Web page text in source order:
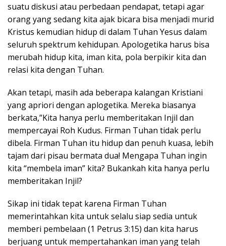
suatu diskusi atau perbedaan pendapat, tetapi agar
orang yang sedang kita ajak bicara bisa menjadi murid
Kristus kemudian hidup di dalam Tuhan Yesus dalam
seluruh spektrum kehidupan. Apologetika harus bisa
merubah hidup kita, iman kita, pola berpikir kita dan
relasi kita dengan Tuhan.
Akan tetapi, masih ada beberapa kalangan Kristiani
yang apriori dengan aplogetika. Mereka biasanya
berkata,”Kita hanya perlu memberitakan Injil dan
mempercayai Roh Kudus. Firman Tuhan tidak perlu
dibela. Firman Tuhan itu hidup dan penuh kuasa, lebih
tajam dari pisau bermata dua! Mengapa Tuhan ingin
kita “membela iman” kita? Bukankah kita hanya perlu
memberitakan Injil?
Sikap ini tidak tepat karena Firman Tuhan
memerintahkan kita untuk selalu siap sedia untuk
memberi pembelaan (1 Petrus 3:15) dan kita harus
berjuang untuk mempertahankan iman yang telah